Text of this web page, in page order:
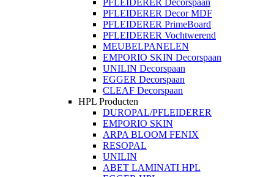
PFLEIDERER Decorspaan
PFLEIDERER Decor MDF
PFLEIDERER PrimeBoard
PFLEIDERER Vochtwerend
MEUBELPANELEN
EMPORIO SKIN Decorspaan
UNILIN Decorspaan
EGGER Decorspaan
CLEAF Decorspaan
HPL Producten
DUROPAL/PFLEIDERER
EMPORIO SKIN
ARPA BLOOM FENIX
RESOPAL
UNILIN
ABET LAMINATI HPL